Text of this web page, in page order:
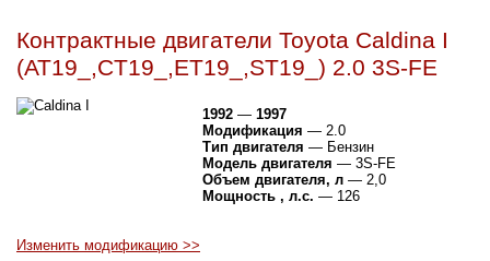
Контрактные двигатели Toyota Caldina I
(AT19_,CT19_,ET19_,ST19_) 2.0 3S-FE
1992 — 1997
Модификация — 2.0
Тип двигателя — Бензин
Модель двигателя — 3S-FE
Объем двигателя, л — 2,0
Мощность , л.с. — 126
Изменить модификацию >>